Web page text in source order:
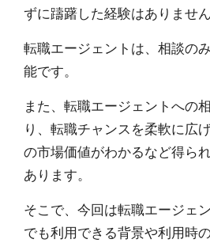
ずに躊躇した経験はありません
転職エージェントは、相談の
能です。
また、転職エージェントへの
り、 転職チャンスを柔軟に広
の市場価値がわかるなど得ら
あります。
そこで、今回は転職エージェ
でも利用できる背景や利用時